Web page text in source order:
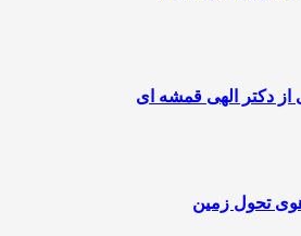
دکتر الهی قمشه ای
تحول زمین